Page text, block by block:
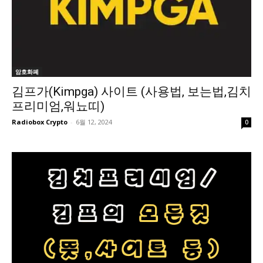
암호화폐
김프가(Kimpga) 사이트 (사용법, 보는법,김치
프리미엄,워뇨띠)
Radiobox Crypto - 6월 12, 2024 0